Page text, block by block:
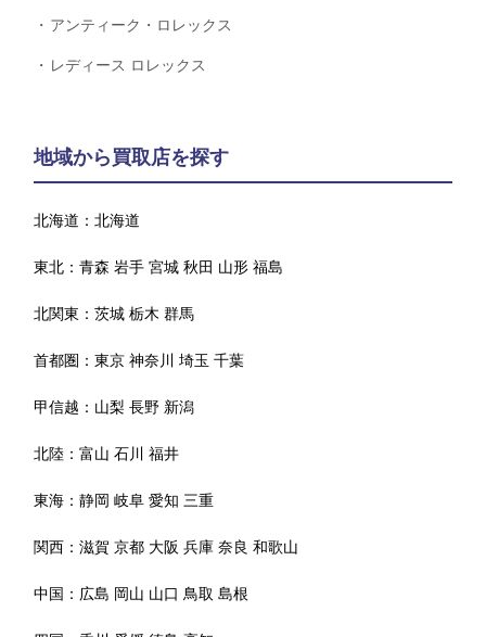
アンティーク・ロレックス
レディース ロレックス
地域から買取店を探す
北海道：北海道
東北：青森 岩手 宮城 秋田 山形 福島
北関東：茨城 栃木 群馬
首都圏：東京 神奈川 埼玉 千葉
甲信越： 山梨 長野 新潟
北陸：富山 石川 福井
東海：静岡 岐阜 愛知 三重
関西：滋賀 京都 大阪 兵庫 奈良 和歌山
中国： 広島 岡山 山口 鳥取 島根